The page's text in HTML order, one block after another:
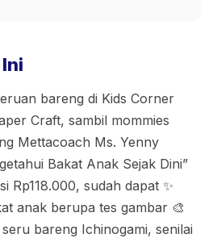
bareng di Kids Corner
Craft, sambil mommies
Mettacoach Ms. Yenny
Bakat Anak Sejak Dini”
Rp118.000, sudah dapat ✨
anak berupa tes gambar 🎨
bareng Ichinogami, senilai